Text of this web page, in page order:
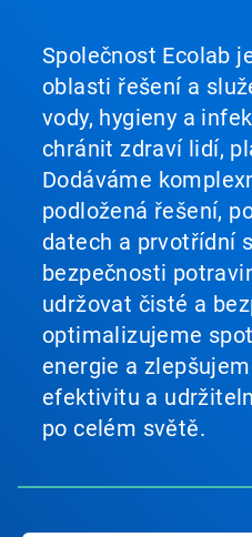
Společnost Ecolab
oblasti řešení a
vody, hygieny a
chránit zdraví lidí,
Dodáváme
podložená řešení,
datech a prvotřídní
bezpečnosti
udržovat čisté a
optimalizujeme
energie a
efektivitu a
po celém světě.